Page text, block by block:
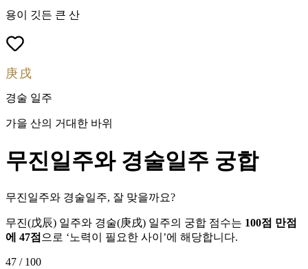
용이 깃든 큰 산
庚戌
경술 일주
가을 산의 거대한 바위
무진일주와 경술일주 궁합
무진일주와 경술일주, 잘 맞을까요?
무진(戊辰) 일주와 경술(庚戌) 일주의 궁합 점수는 100점 만점
에 47점 으로 ‘노력이 필요한 사이 ’에 해당합니다.
47 / 100